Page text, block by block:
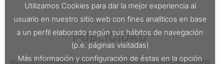
PUBLICIDAD
Utilizamos Cookies para dar la mejor experiencia al
usuario en nuestro sitio web con fines analíticos en base
a un perfil elaborado según sus hábitos de navegación
(p.e. páginas visitadas)
Más información y configuración de éstas en la opción